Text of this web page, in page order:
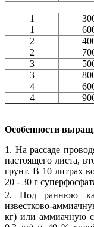
1
1
2
2
3
3
4
4
Особенности
1. На рассаде
настоящего листа,
грунт. В 10 литрах
20 - 30 г
2. Под раннюю
известково-
кг) или аммиачную